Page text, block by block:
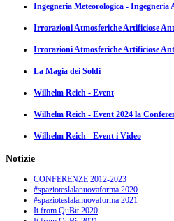
Ingegneria Meteorologica - Ingegneria
Irrorazioni Atmosferiche Artificiose
Irrorazioni Atmosferiche Artificiose
La Magia dei Soldi
Wilhelm Reich - Event
Wilhelm Reich - Event 2024 la
Wilhelm Reich - Event i Video
Notizie
CONFERENZE 2012-2023
#spazioteslalanuovaforma 2020
#spazioteslalanuovaforma 2021
It from QuBit 2020